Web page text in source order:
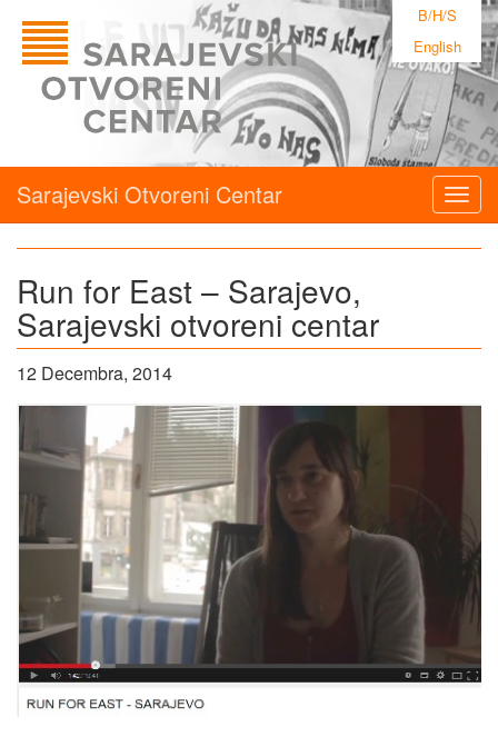
B/H/S
English
Sarajevski Otvoreni Centar
Run for East – Sarajevo,
Sarajevski otvoreni centar
12 Decembra, 2014